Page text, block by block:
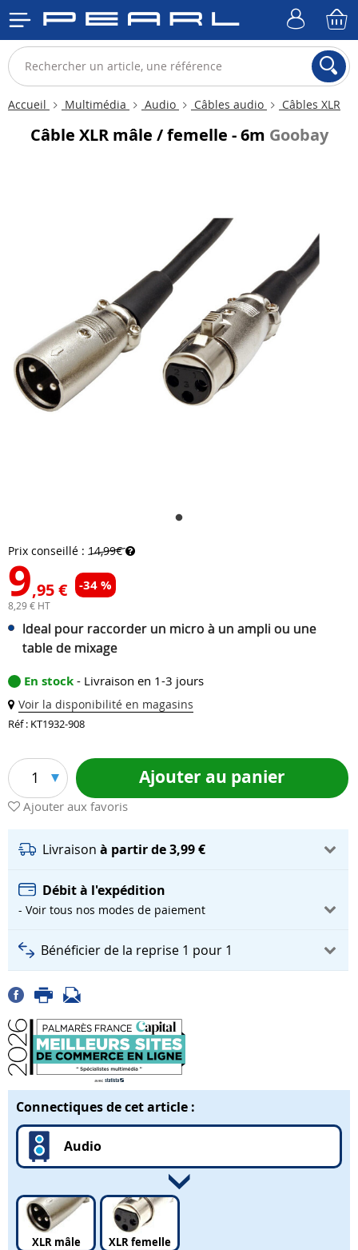
Accueil Multimédia Audio Câbles audio Câbles XLR
Câble XLR mâle / femelle - 6m Goobay
Prix conseillé : 14,99€
9,95 € -34 %
8,29 € HT
Ideal pour raccorder un micro à un ampli ou une
table de mixage
En stock - Livraison en 1-3 jours
Voir la disponibilité en magasins
Réf : KT1932-908
1 Ajouter au panier
Ajouter aux favoris
Livraison à partir de 3,99 €
Débit à l'expédition
- Voir tous nos modes de paiement
Bénéficier de la reprise 1 pour 1
Connectiques de cet article :
Audio
XLR mâle XLR femelle